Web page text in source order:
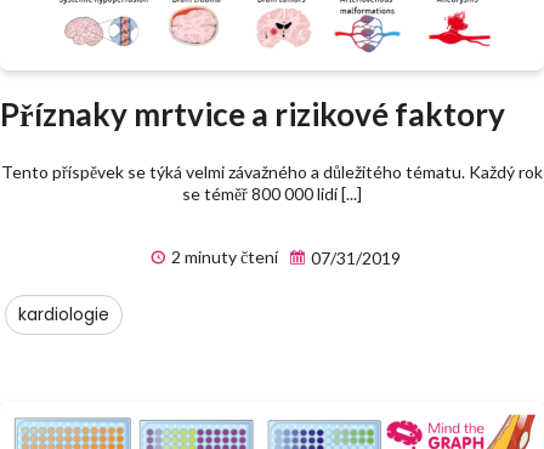
Příznaky mrtvice a rizikové faktory
Tento příspěvek se týká velmi závažného a důležitého tématu. Každý rok
se téměř 800 000 lidí [...]
2 minuty čtení 07/31/2019
kardiologie